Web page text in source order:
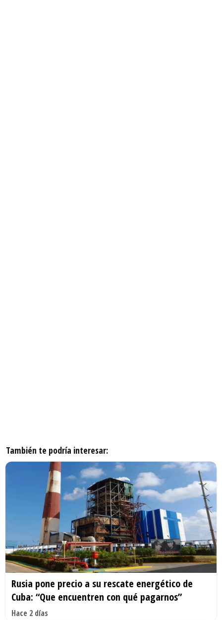
También te podría interesar:
Rusia pone precio a su rescate energético de
Cuba: “Que encuentren con qué pagarnos”
Hace 2 días